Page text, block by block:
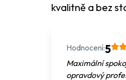
kvalitně a bez
Hodnocení:5
Maximální
opravdový